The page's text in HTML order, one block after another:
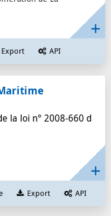
Export API
la loi n° 2008-660 d
Export API